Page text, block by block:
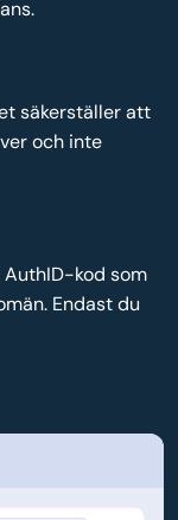
säkerställer att
och inte
kod som
Endast du